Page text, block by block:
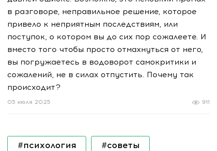
в разговоре, неправильное решение, которое
привело к неприятным последствиям, или
поступок, о котором вы до сих пор сожалеете. И
вместо того чтобы просто отмахнуться от него,
вы погружаетесь в водоворот самокритики и
сожалений, не в силах отпустить. Почему так
происходит?
911
05 июля 2025
#психология #советы